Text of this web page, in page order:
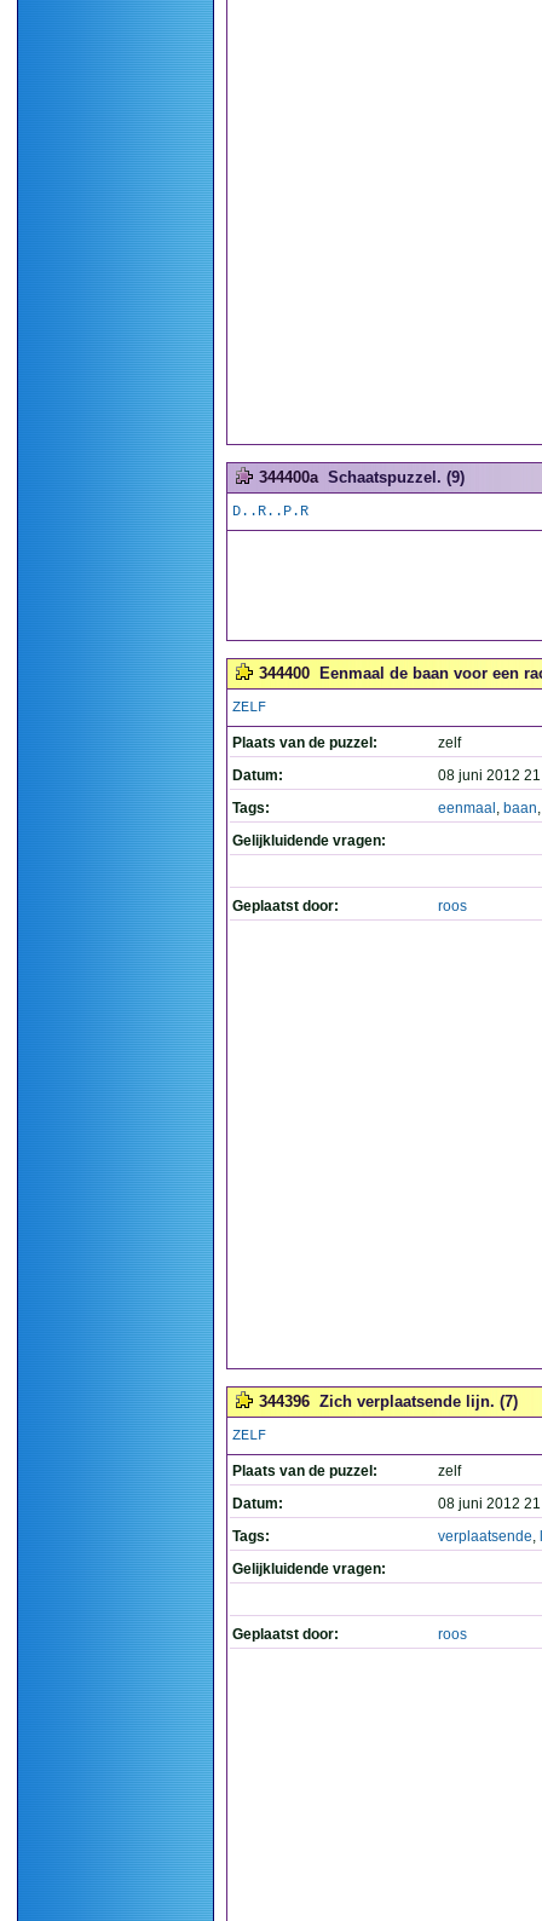
344400a Schaatspuzzel. (9)
D..R..P.R
344400 Eenmaal de baan voor een
ZELF
Plaats van de puzzel:
zelf
Datum:
08 juni 2012
Tags:
eenmaal , baan
Gelijkluidende vragen:
Geplaatst door: roos
344396 Zich verplaatsende lijn. (7)
ZELF
Plaats van de puzzel:
zelf
Datum:
08 juni 2012
Tags:
verplaatsende,
Gelijkluidende vragen:
Geplaatst door: roos